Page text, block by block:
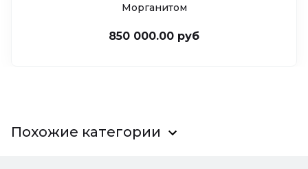
Морганитом
850 000.00 руб
Похожие категории